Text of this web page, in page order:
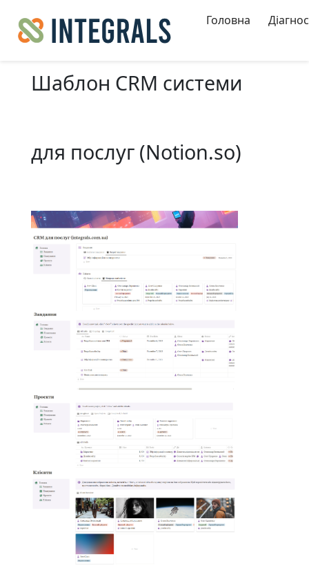
Головна
Шаблон CRM системи
для послуг (Notion.so)